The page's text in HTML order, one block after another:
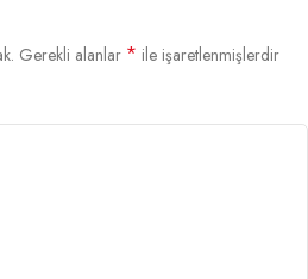
Gerekli alanlar * ile işaretlenmişlerdir